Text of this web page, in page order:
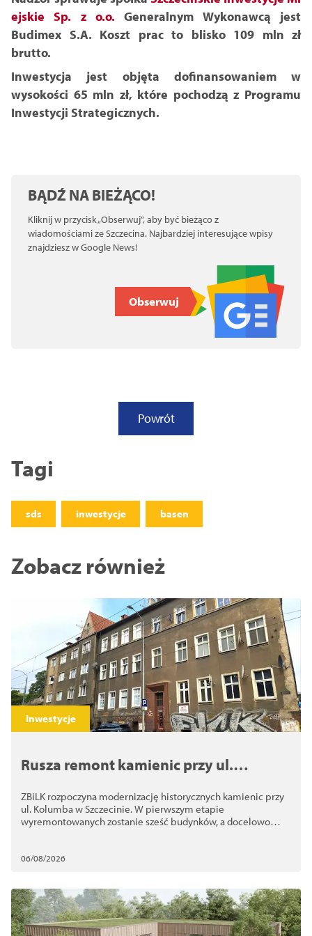
ejskie Sp. z o.o. Generalnym Wykonawcą jest
Budimex S.A. Koszt prac to blisko 109 mln zł
brutto.
Inwestycja jest objęta dofinansowaniem w
wysokości 65 mln zł, które pochodzą z Programu
Inwestycji Strategicznych.
BĄDŹ NA BIEŻĄCO!
Kliknij w przycisk „Obserwuj”, aby być bieżąco z
wiadomościami ze Szczecina. Najbardziej interesujące wpisy
znajdziesz w Google News!
Obserwuj
Powrót
Tagi
sds inwestycje basen
Zobacz również
Inwestycje
Rusza remont kamienic przy ul.
budynków
ZBiLK rozpoczyna modernizację historycznych kamienic przy
ul. Kolumba w Szczecinie. W pierwszym etapie
wyremontowanych zostanie sześć budynków, a docelowo
06/08/2026